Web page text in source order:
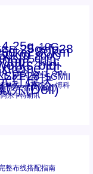
4.25g 10G
25gsfp28
60km 80km
200G
850nm
2500m
bidi
FC
OM2 OM3 OM4
SFP28 SGMII
纤模块
单芯 单模双芯 博科
安华高(Avago)
尔(Dell)
阿尔卡特朗讯
整布线搭配指南